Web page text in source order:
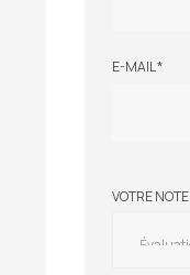
E-MAIL*
VOTRE NOTE